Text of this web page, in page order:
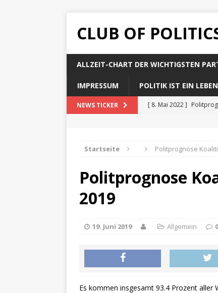
CLUB OF
ALLZEIT-CHART DER WICHTIGSTEN
IMPRESSUM POLITIK IST EIN
NEWS TICKER [ 8. Mai 2022 ]
[ 8. Mai 2022 ]
Startseite Politprognose
Politprognose
2019
19. Juni 2019 Allgemein 0
Es kommen insgesamt 93.4 Prozent aller